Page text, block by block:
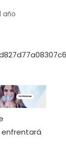
año